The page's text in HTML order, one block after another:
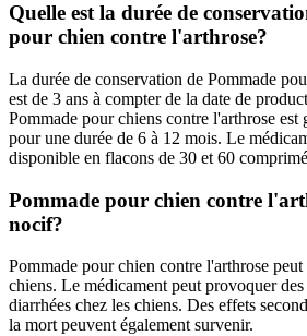
Quelle est la durée de
pour chien contre l'arthrose?
La durée de conservation de Pommade
est de 3 ans à compter de la date de
Pommade pour chiens contre l'arthrose est
pour une durée de 6 à 12 mois. Le
disponible en flacons de 30 et 60
Pommade pour chien contre
nocif?
Pommade pour chien contre l'arthrose
chiens. Le médicament peut provoquer
diarrhées chez les chiens. Des effets
la mort peuvent également survenir.